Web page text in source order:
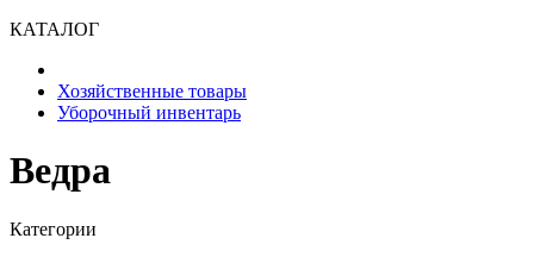
КАТАЛОГ
Хозяйственные товары
Уборочный инвентарь
Ведра
Категории